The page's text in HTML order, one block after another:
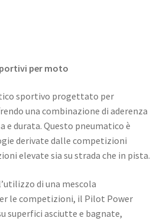
per moto
sportivo progettato per
una combinazione di aderenza
e durata. Questo pneumatico è
derivate dalle competizioni
elevate sia su strada che in pista.
di una mescola
le competizioni, il Pilot Power
superfici asciutte e bagnate,